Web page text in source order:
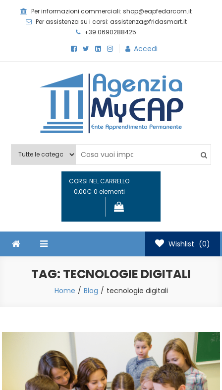
Per informazioni commerciali: shop@eapfedarcom.it
Per assistenza su i corsi: assistenza@fridasmart.it
+39 0690288425
Accedi
Agenzia MyEAP
CORSI NEL CARRELLO
0,00€ 0 elementi
Wishlist (0)
TAG: TECNOLOGIE DIGITALI
Home Blog tecnologie digitali